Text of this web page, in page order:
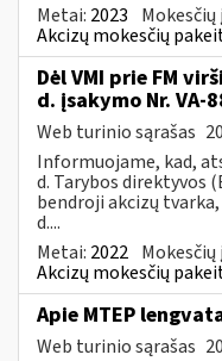
Metai: 2023
Akcizų mokesčių
Dėl VMI prie FM
d. įsakymo Nr. VA-
Web turinio sąrašas
Informuojame, kad,
d. Tarybos direktyvos
bendroji akcizų
d....
Metai: 2022
Akcizų mokesčių
Apie MTEP
Web turinio sąrašas